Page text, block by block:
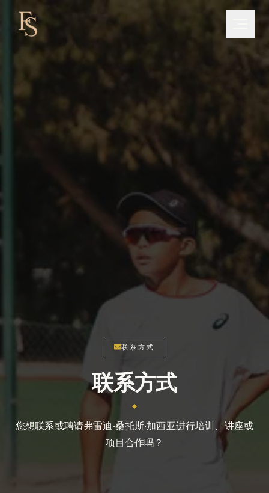
联系方式
联系方式
您想联系或聘请弗雷迪·桑托斯·加西亚进行培训、讲座或
项目合作吗？
独家技巧
加入500多名每周接收Freddy Santos个性化技巧的网
球运动员
订阅
Tu privacidad es importante. No compartimos tu
información.